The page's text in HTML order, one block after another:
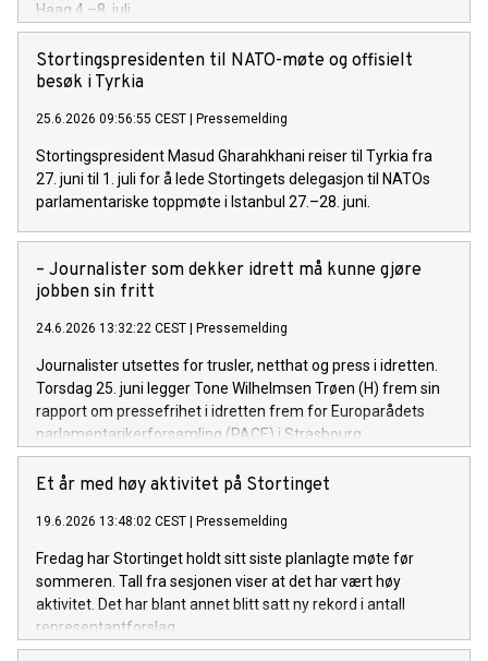
Haag 4.–8. juli.
Stortingspresidenten til NATO-møte og offisielt
besøk i Tyrkia
25.6.2026 09:56:55 CEST Pressemelding
Stortingspresident Masud Gharahkhani reiser til Tyrkia fra
27. juni til 1. juli for å lede Stortingets delegasjon til NATOs
parlamentariske toppmøte i Istanbul 27.–28. juni.
– Journalister som dekker idrett må kunne gjøre
jobben sin fritt
24.6.2026 13:32:22 CEST Pressemelding
Journalister utsettes for trusler, netthat og press i idretten.
Torsdag 25. juni legger Tone Wilhelmsen Trøen (H) frem sin
rapport om pressefrihet i idretten frem for Europarådets
parlamentarikerforsamling (PACE) i Strasbourg.
Et år med høy aktivitet på Stortinget
19.6.2026 13:48:02 CEST Pressemelding
Fredag har Stortinget holdt sitt siste planlagte møte før
sommeren. Tall fra sesjonen viser at det har vært høy
aktivitet. Det har blant annet blitt satt ny rekord i antall
representantforslag.